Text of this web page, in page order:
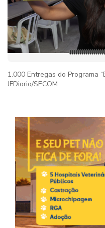
1.000 Entregas do Programa
JFDiorio/SECOM